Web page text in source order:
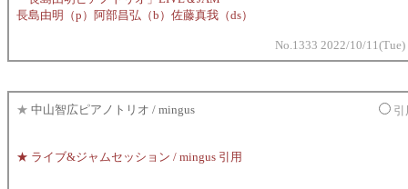
長島由明（p）阿部昌弘（b）佐藤真我（ds）
No.1333 2022/10/
★ 中山智広ピアノトリオ / mingus 引
★ ライブ&ジャムセッション / mingus 引用